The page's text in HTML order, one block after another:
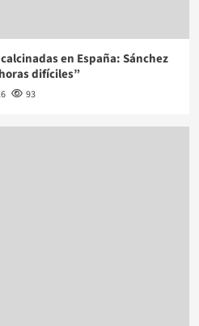
en España: Sánchez
difíciles”
93